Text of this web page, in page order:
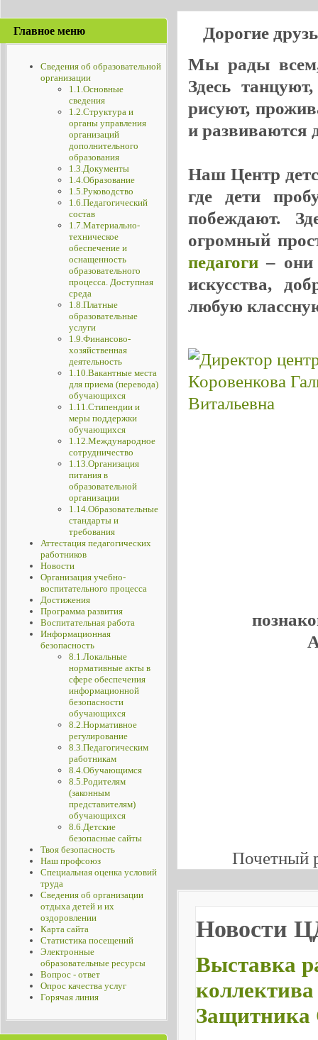
Главное меню
Сведения об образовательной
организации
1.1.Основные
сведения
1.2.Структура и
органы управления
организаций
дополнительного
образования
1.3.Документы
1.4.Образование
1.5.Руководство
1.6.Педагогический
состав
1.7.Материально-
техническое
обеспечение и
оснащенность
образовательного
процесса. Доступная
среда
1.8.Платные
образовательные
услуги
1.9.Финансово-
хозяйственная
деятельность
1.10.Вакантные места
для приема (перевода)
обучающихся
1.11.Стипендии и
меры поддержки
обучающихся
1.12.Международное
сотрудничество
1.13.Организация
питания в
образовательной
организации
1.14.Образовательные
стандарты и
требования
Аттестация педагогических
работников
Новости
Организация учебно-
воспитательного процесса
Достижения
Программа развития
Воспитательная работа
Информационная
безопасность
8.1.Локальные
нормативные акты в
сфере обеспечения
информационной
безопасности
обучающихся
8.2.Нормативное
регулирование
8.3.Педагогическим
работникам
8.4.Обучающимся
8.5.Родителям
(законным
представителям)
обучающихся
8.6.Детские
безопасные сайты
Твоя безопасность
Наш профсоюз
Специальная оценка условий
труда
Сведения об организации
отдыха детей и их
оздоровлении
Карта сайта
Статистика посещений
Электронные
образовательные ресурсы
Вопрос - ответ
Опрос качества услуг
Горячая линия
Дорогие
Мы рады всем,
Здесь
рисуют,
и развиваются
Наш Центр
где дети
побеждают.
огромный
педагоги– они
искусства,
любую
Почетный
Новости
Выставка
Защитника